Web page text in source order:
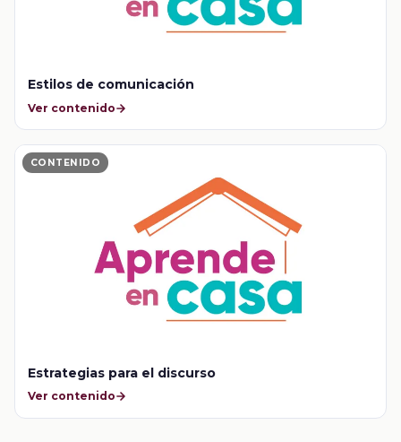
Estilos de comunicación
Ver contenido
CONTENIDO
Estrategias para el discurso
Ver contenido